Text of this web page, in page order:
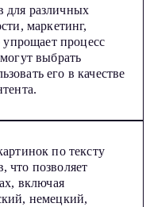
для различных
маркетинг,
упрощает процесс
выбрать
его в качестве
по тексту
что позволяет
включая
немецкий,